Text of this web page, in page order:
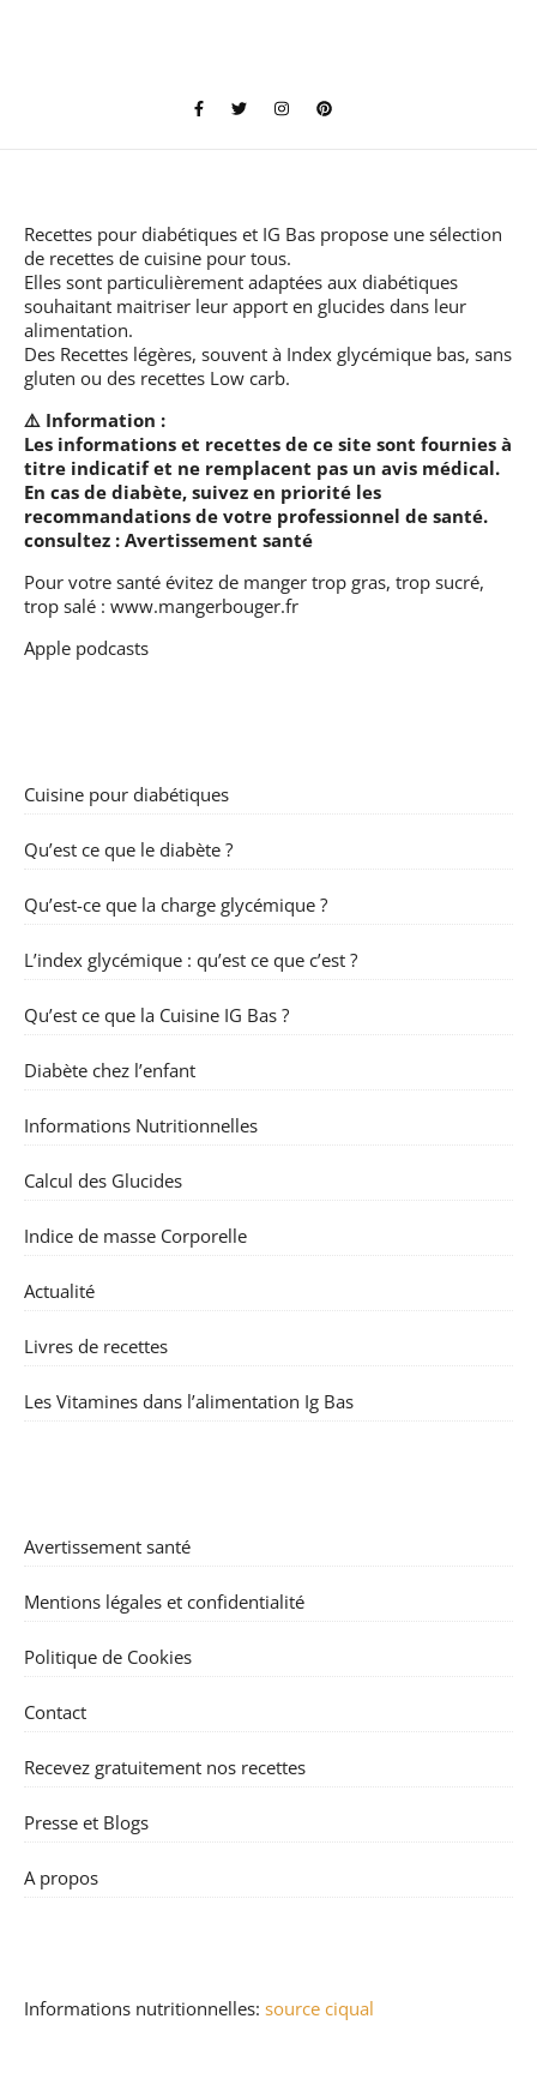
Recettes pour diabétiques et IG Bas propose une sélection
de recettes de cuisine pour tous.
Elles sont particulièrement adaptées aux diabétiques
souhaitant maitriser leur apport en glucides dans leur
alimentation.
Des Recettes légères, souvent à Index glycémique bas, sans
gluten ou des recettes Low carb.
⚠️ Information :
Les informations et recettes de ce site sont fournies à
titre indicatif et ne remplacent pas un avis médical.
En cas de diabète, suivez en priorité les
recommandations de votre professionnel de santé.
consultez : Avertissement santé
Pour votre santé évitez de manger trop gras, trop sucré,
trop salé : www.mangerbouger.fr
Apple podcasts
Cuisine pour diabétiques
Qu’est ce que le diabète ?
Qu’est-ce que la charge glycémique ?
L’index glycémique : qu’est ce que c’est ?
Qu’est ce que la Cuisine IG Bas ?
Diabète chez l’enfant
Informations Nutritionnelles
Calcul des Glucides
Indice de masse Corporelle
Actualité
Livres de recettes
Les Vitamines dans l’alimentation Ig Bas
Avertissement santé
Mentions légales et confidentialité
Politique de Cookies
Contact
Recevez gratuitement nos recettes
Presse et Blogs
A propos
Informations nutritionnelles: source ciqual